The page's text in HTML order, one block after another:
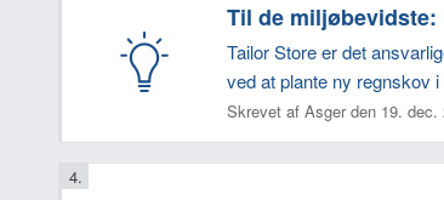
Til de miljøbevidste:
Tailor Store er det
ved at plante ny regnskov
Skrevet af Asger den 19. dec.